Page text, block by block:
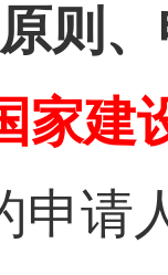
则
家建
申请